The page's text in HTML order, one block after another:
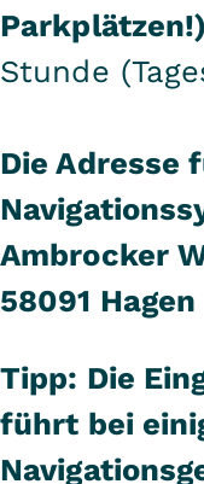
Parkplätzen!)
Stunde
Die Adresse
Ambrocker
58091 Hagen
Tipp: Die
führt bei